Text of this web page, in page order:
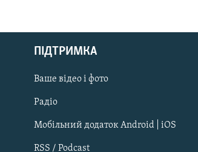
Русский
Qırımtatar
ДОЛУЧАЙСЯ!
ПІДТРИМКА
Ваше відео і фото
Радіо
Мобільний додаток Android | iOS
RSS / Podcast